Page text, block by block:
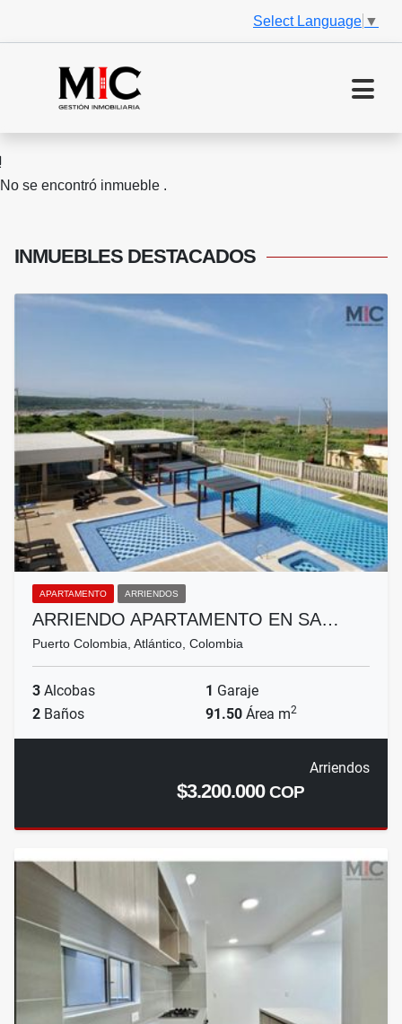
Select Language ▼
No se encontró inmueble .
INMUEBLES DESTACADOS
APARTAMENTO ARRIENDOS
ARRIENDO APARTAMENTO EN SA…
Puerto Colombia, Atlántico, Colombia
3 Alcobas 1 Garaje
2 Baños 91.50 Área m2
Arriendos
$3.200.000COP